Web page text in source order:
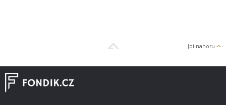
Jdi nahoru